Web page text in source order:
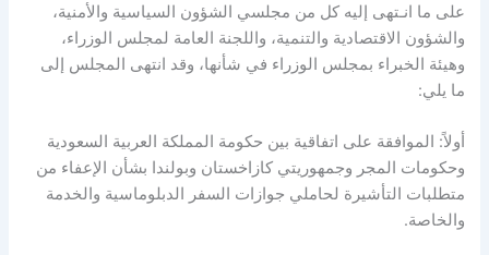
على ما انـتهى إليه كل من مجلسي الشؤون السياسية والأمنية،
والشؤون الاقتصادية والتنمية، واللجنة العامة لمجلس الوزراء،
وهيئة الخبراء بمجلس الوزراء في شأنها، وقد انتهى المجلس إلى
ما يلي:
أولاً: الموافقة على اتفاقية بين حكومة المملكة العربية السعودية
وحكومات المجر وجمهوريتي كازاخستان وبولندا بشأن الإعفاء من
متطلبات التأشيرة لحاملي جوازات السفر الدبلوماسية والخدمة
والخاصة.